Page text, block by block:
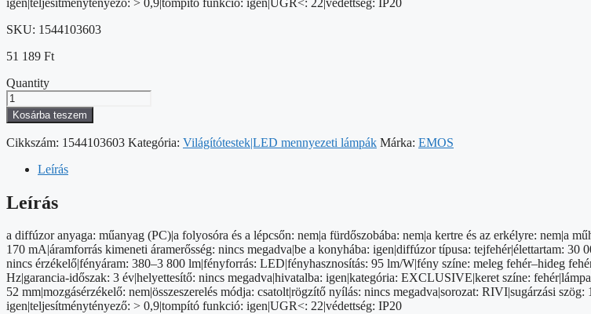
SKU: 1544103603
51 189 Ft
Quantity
EMOS
LED
MENNYEZETI
PANEL
60x60,
DIMM.,
ÁLLÍTHATÓ
mennyiség
Kosárba teszem
Cikkszám: 1544103603 Kategória: Világítótestek|LED mennyezeti lámpák Márka: EMOS
Leírás
Leírás
a diffúzor anyaga: műanyag (PC)|a folyosóra és a lépcsőn: nem|a fürdőszobába: nem|a kertre és az erkélyre: nem|a
170 mA|áramforrás kimeneti áramerősség: nincs megadva|be a konyhába: igen|diffúzor típusa: tejfehér|élettartam: 30
nincs érzékelő|fényáram: 380–3 800 lm|fényforrás: LED|fényhasznosítás: 95 lm/W|fény színe: meleg fehér–hideg
Hz|garancia-időszak: 3 év|helyettesítő: nincs megadva|hivatalba: igen|kategória: EXCLUSIVE|keret színe:
52 mm|mozgásérzékelő: nem|összeszerelés módja: csatolt|rögzítő nyílás: nincs megadva|sorozat: RIVI|sugárzási
igen|teljesítménytényező: > 0,9|tompító funkció: igen|UGR<: 22|védettség: IP20